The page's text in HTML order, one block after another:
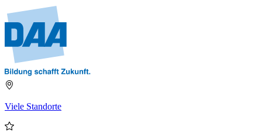
Viele Standorte